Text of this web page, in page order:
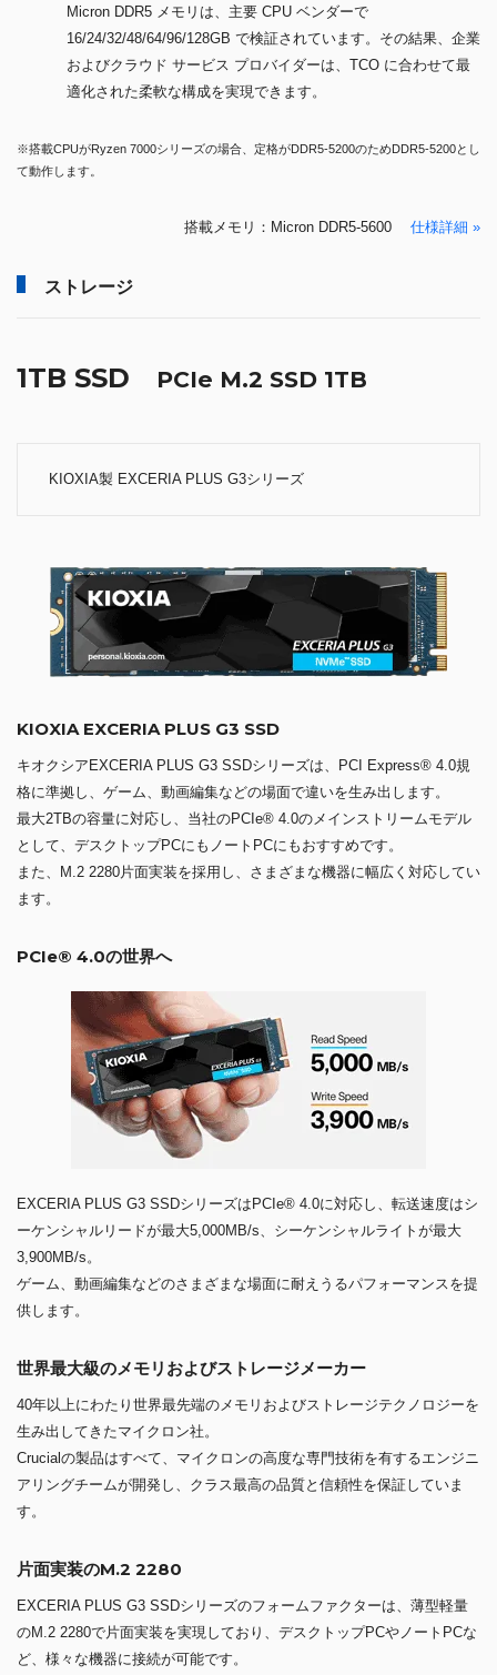
Micron DDR5 メモリは、主要 CPU ベンダーで
16/24/32/48/64/96/128GB で検証されています。その結果、企業
およびクラウド サービス プロバイダーは、TCO に合わせて最
適化された柔軟な構成を実現できます。
※搭載CPUがRyzen 7000シリーズの場合、定格がDDR5-5200のためDDR5-5200とし
て動作します。
搭載メモリ：Micron DDR5-5600 仕様詳細 »
ストレージ
1TB SSD PCIe M.2 SSD 1TB
KIOXIA製 EXCERIA PLUS G3シリーズ
KIOXIA EXCERIA PLUS G3 SSD
キオクシアEXCERIA PLUS G3 SSDシリーズは、PCI Express® 4.0規
格に準拠し、ゲーム、動画編集などの場面で違いを生み出します。
最大2TBの容量に対応し、当社のPCIe® 4.0のメインストリームモデル
として、デスクトップPCにもノートPCにもおすすめです。
また、M.2 2280片面実装を採用し、さまざまな機器に幅広く対応してい
ます。
PCIe® 4.0の世界へ
EXCERIA PLUS G3 SSDシリーズはPCIe® 4.0に対応し、転送速度はシ
ーケンシャルリードが最大5,000MB/s、シーケンシャルライトが最大
3,900MB/s。
ゲーム、動画編集などのさまざまな場面に耐えうるパフォーマンスを提
供します。
世界最大級のメモリおよびストレージメーカー
40年以上にわたり世界最先端のメモリおよびストレージテクノロジーを
生み出してきたマイクロン社。
Crucialの製品はすべて、マイクロンの高度な専門技術を有するエンジニ
アリングチームが開発し、クラス最高の品質と信頼性を保証していま
す。
片面実装のM.2 2280
EXCERIA PLUS G3 SSDシリーズのフォームファクターは、薄型軽量
のM.2 2280で片面実装を実現しており、デスクトップPCやノートPCな
ど、様々な機器に接続が可能です。